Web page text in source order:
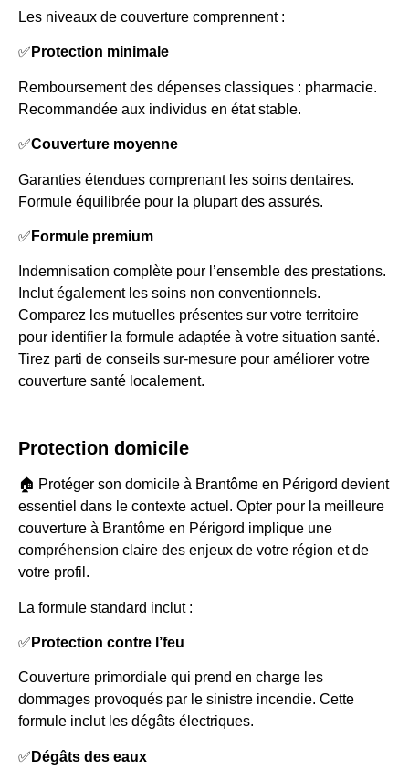
Les niveaux de couverture comprennent :
✅ Protection minimale
Remboursement des dépenses classiques : pharmacie.
Recommandée aux individus en état stable.
✅Couverture moyenne
Garanties étendues comprenant les soins dentaires.
Formule équilibrée pour la plupart des assurés.
✅ Formule premium
Indemnisation complète pour l’ensemble des prestations.
Inclut également les soins non conventionnels.
Comparez les mutuelles présentes sur votre territoire
pour identifier la formule adaptée à votre situation santé.
Tirez parti de conseils sur-mesure pour améliorer votre
couverture santé localement.
Protection domicile
🏠 Protéger son domicile à Brantôme en Périgord devient
essentiel dans le contexte actuel. Opter pour la meilleure
couverture à Brantôme en Périgord implique une
compréhension claire des enjeux de votre région et de
votre profil.
La formule standard inclut :
✅ Protection contre l’feu
Couverture primordiale qui prend en charge les
dommages provoqués par le sinistre incendie. Cette
formule inclut les dégâts électriques.
✅ Dégâts des eaux